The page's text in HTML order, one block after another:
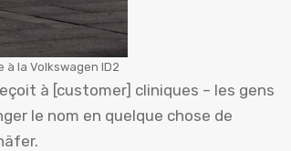
à la Volkswagen ID2
à [customer] cliniques – les gens
le nom en quelque chose de